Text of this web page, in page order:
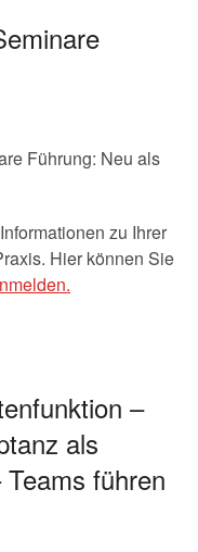
Führung: Neu als
zu Ihrer
Hier können Sie
–
als
führen